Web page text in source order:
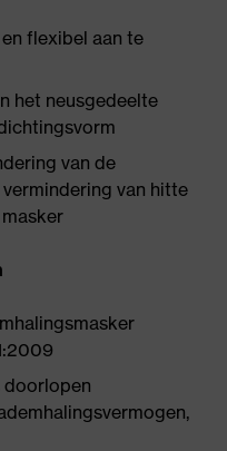
flexibel aan te
het neusgedeelte
van de
van hitte
doorlopen